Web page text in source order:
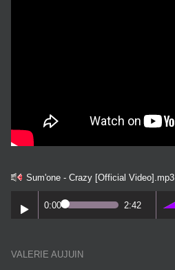
Sum'one - Crazy [Official Video].mp3
0:00 2:42
VALERIE AUJUIN